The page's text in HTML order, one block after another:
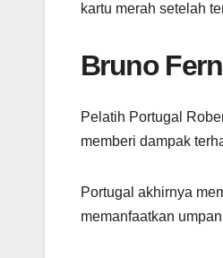
kartu merah setelah
Bruno
Pelatih Portugal
memberi dampak
Portugal akhirnya
memanfaatkan